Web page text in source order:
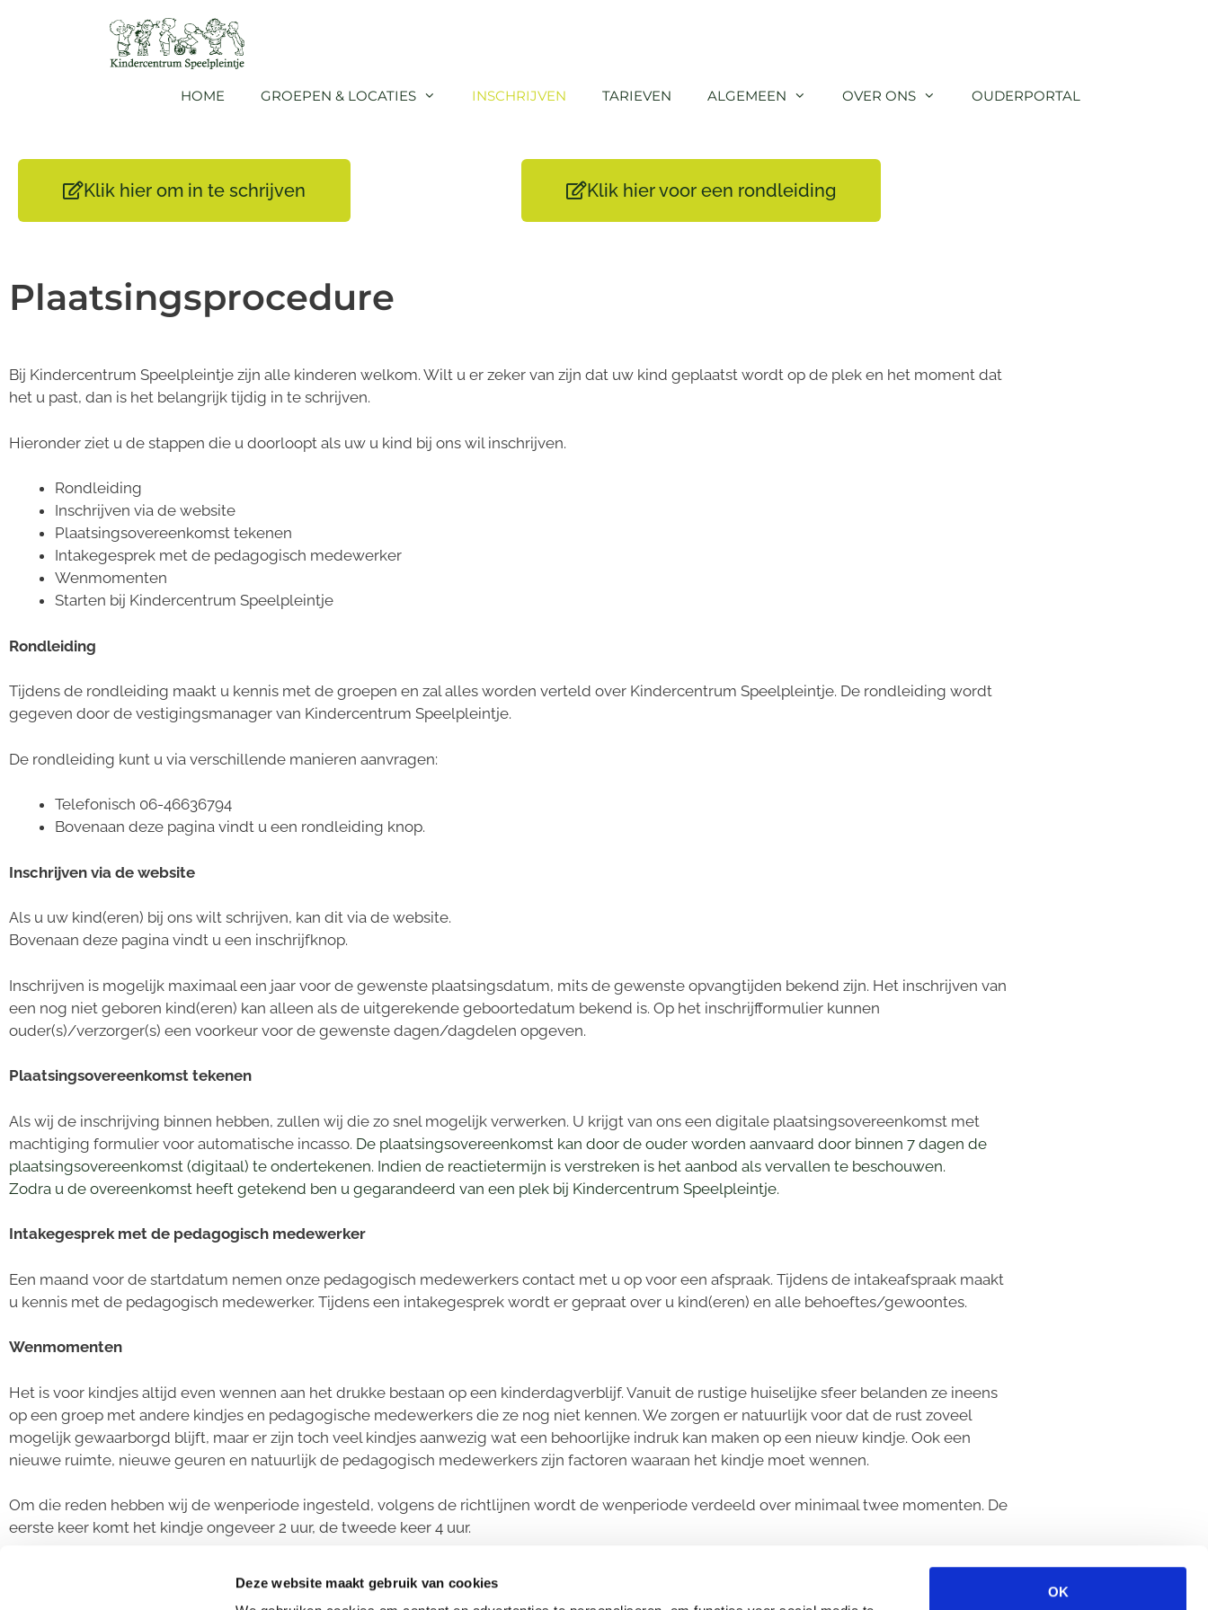
Deze website maakt gebruik van cookies
OK
HOME GROEPEN & LOCATIES INSCHRIJVEN TARIEVEN ALGEMEEN OVER ONS OUDERPORTAL
Klik hier om in te schrijven Klik hier voor een rondleiding
Plaatsingsprocedure
Bij Kindercentrum Speelpleintje zijn alle kinderen welkom. Wilt u er zeker van zijn dat uw kind geplaatst wordt op de plek en het moment dat
het u past, dan is het belangrijk tijdig in te schrijven.
Hieronder ziet u de stappen die u doorloopt als uw u kind bij ons wil inschrijven.
Rondleiding
Inschrijven via de website
Plaatsingsovereenkomst tekenen
Intakegesprek met de pedagogisch medewerker
Wenmomenten
Starten bij Kindercentrum Speelpleintje
Rondleiding
Tijdens de rondleiding maakt u kennis met de groepen en zal alles worden verteld over Kindercentrum Speelpleintje. De rondleiding wordt
gegeven door de vestigingsmanager van Kindercentrum Speelpleintje.
De rondleiding kunt u via verschillende manieren aanvragen:
Telefonisch 06-46636794
Bovenaan deze pagina vindt u een rondleiding knop.
Inschrijven via de website
Als u uw kind(eren) bij ons wilt schrijven, kan dit via de website.
Bovenaan deze pagina vindt u een inschrijfknop.
Inschrijven is mogelijk maximaal een jaar voor de gewenste plaatsingsdatum, mits de gewenste opvangtijden bekend zijn. Het inschrijven van
een nog niet geboren kind(eren) kan alleen als de uitgerekende geboortedatum bekend is. Op het inschrijfformulier kunnen
ouder(s)/verzorger(s) een voorkeur voor de gewenste dagen/dagdelen opgeven.
Plaatsingsovereenkomst tekenen
Als wij de inschrijving binnen hebben, zullen wij die zo snel mogelijk verwerken. U krijgt van ons een digitale plaatsingsovereenkomst met
machtiging formulier voor automatische incasso. De plaatsingsovereenkomst kan door de ouder worden aanvaard door binnen 7 dagen de
plaatsingsovereenkomst (digitaal) te ondertekenen. Indien de reactietermijn is verstreken is het aanbod als vervallen te beschouwen.
Zodra u de overeenkomst heeft getekend ben u gegarandeerd van een plek bij Kindercentrum Speelpleintje.
Intakegesprek met de pedagogisch medewerker
Een maand voor de startdatum nemen onze pedagogisch medewerkers contact met u op voor een afspraak. Tijdens de intakeafspraak maakt
u kennis met de pedagogisch medewerker. Tijdens een intakegesprek wordt er gepraat over u kind(eren) en alle behoeftes/gewoontes.
Wenmomenten
Het is voor kindjes altijd even wennen aan het drukke bestaan op een kinderdagverblijf. Vanuit de rustige huiselijke sfeer belanden ze ineens
op een groep met andere kindjes en pedagogische medewerkers die ze nog niet kennen. We zorgen er natuurlijk voor dat de rust zoveel
mogelijk gewaarborgd blijft, maar er zijn toch veel kindjes aanwezig wat een behoorlijke indruk kan maken op een nieuw kindje. Ook een
nieuwe ruimte, nieuwe geuren en natuurlijk de pedagogisch medewerkers zijn factoren waaraan het kindje moet wennen.
Om die reden hebben wij de wenperiode ingesteld, volgens de richtlijnen wordt de wenperiode verdeeld over minimaal twee momenten. De
eerste keer komt het kindje ongeveer 2 uur, de tweede keer 4 uur.
Er wordt altijd per kind gekeken naar de wenperiode en wordt deze samen met de ouders ingericht. Het hangt ook per kind af hoe snel of
langzaam de wenperiode gaat. Er kan natuurlijk altijd worden afgeweken van bovenstaande tijden.